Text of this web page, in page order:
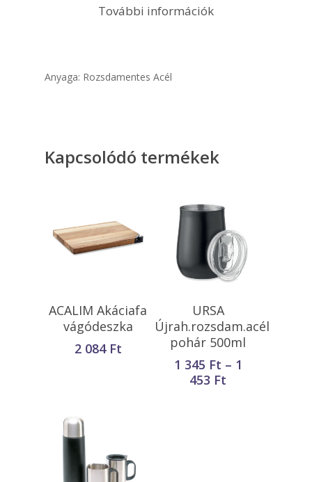
További információk
Anyaga: Rozsdamentes Acél
Kapcsolódó termékek
Kosárba
Teszem
ACALIM Akáciafa
vágódeszka
2 084 Ft
Opciók Választása
URSA
Újrah.rozsdam.acél
pohár 500ml
1 345 Ft – 1
453 Ft